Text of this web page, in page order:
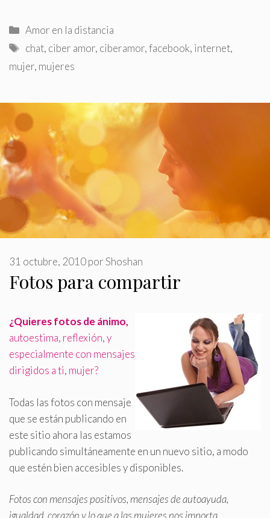
Categorías
Amor en la distancia
Etiquetas
chat, ciber amor, ciberamor,facebook, internet,
mujer, mujeres
Fotos para compartir
31 octubre, 2010porShoshan
¿Quieres fotos de ánimo,
autoestima, reflexión, y
especialmente con mensajes
dirigidos a ti, mujer?
Todas las fotos con mensaje
que se están publicando en
este sitio ahora las estamos
publicando simultáneamente en un nuevo sitio, a modo
que estén bien accesibles y disponibles.
Fotos con mensajes positivos, mensajes de autoayuda,
igualdad, corazón y lo que a las mujeres nos importa…